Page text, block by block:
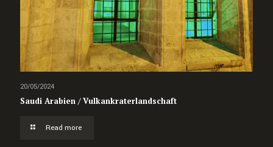
20/05/2024
Saudi Arabien / Vulkankraterlandschaft
Read more